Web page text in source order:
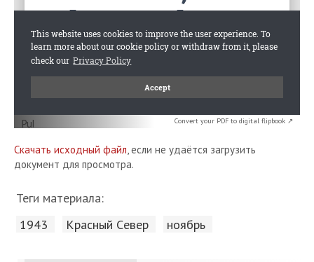
Convert your PDF to digital flipbook ↗
Скачать исходный файл, если не удаётся загрузить
документ для просмотра.
Теги материала:
1943 Красный Cевер ноябрь